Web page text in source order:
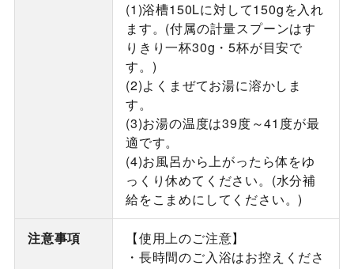
(1)浴槽150Lに対して150gを入れ
ます。(付属の計量スプーンはす
りきり一杯30g・5杯が目安で
す。)
(2)よくまぜてお湯に溶かしま
す。
(3)お湯の温度は39度～41度が最
適です。
(4)お風呂から上がったら体をゆ
っくり休めてください。(水分補
給をこまめにしてください。)
注意事項
【使用上のご注意】
・長時間のご入浴はお控えくださ